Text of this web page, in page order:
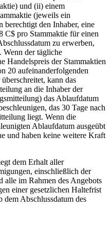
und (ii) einem
(jeweils ein
berechtigt den Inhaber, eine
C$ pro Stammaktie für einen
zu erwerben,
Wenn der tägliche
Handelspreis der Stammaktien
20 aufeinanderfolgenden
kann das
an die Inhaber der
das Ablaufdatum
das 30 Tage nach
liegt. Wenn die
Ablaufdatum ausgeübt
und haben keine weitere Kraft
dem Erhalt aller
einschließlich der
im Rahmen des Angebots
einer gesetzlichen Haltefrist
Abschlussdatum des